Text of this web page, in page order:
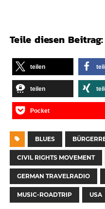
Teile diesen Beitrag:
teilen
teilen
Pocket
BLUES
CIVIL RIGHTS MOVEMENT
GERMAN TRAVELRADIO
MUSIC-ROADTRIP USA